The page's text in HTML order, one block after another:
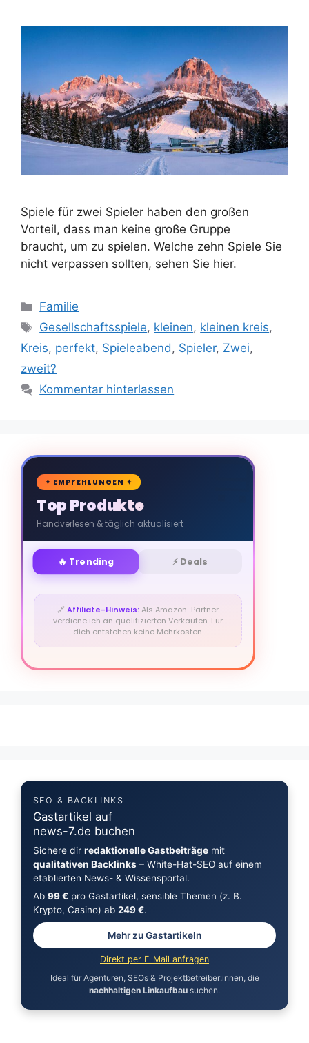
Spiele für zwei Spieler haben den großen
Vorteil, dass man keine große Gruppe
braucht, um zu spielen. Welche zehn Spiele Sie
nicht verpassen sollten, sehen Sie hier.
Kategorien
Familie
Schlagwörter
Gesellschaftsspiele, kleinen, kleinen kreis,
Kreis, perfekt, Spieleabend, Spieler, Zwei,
zweit?
Kommentar hinterlassen
🛒
✦ EMPFEHLUNGEN ✦
Top Produkte
Handverlesen & täglich aktualisiert
🔥 Trending ⚡ Deals
🔗Affiliate-Hinweis:Als Amazon-Partner
verdiene ich an qualifizierten Verkäufen. Für
dich entstehen keine Mehrkosten.
SEO & BACKLINKS
Gastartikel auf
news-7.de buchen
Sichere dir redaktionelle Gastbeiträgemit
qualitativen Backlinks– White-Hat-SEO auf einem
etablierten News- & Wissensportal.
Ab 99 €pro Gastartikel, sensible Themen (z. B.
Krypto, Casino) ab 249 €.
Mehr zu Gastartikeln
Direkt per E-Mail anfragen
Ideal für Agenturen, SEOs & Projektbetreiber:innen, die
nachhaltigen Linkaufbau suchen.